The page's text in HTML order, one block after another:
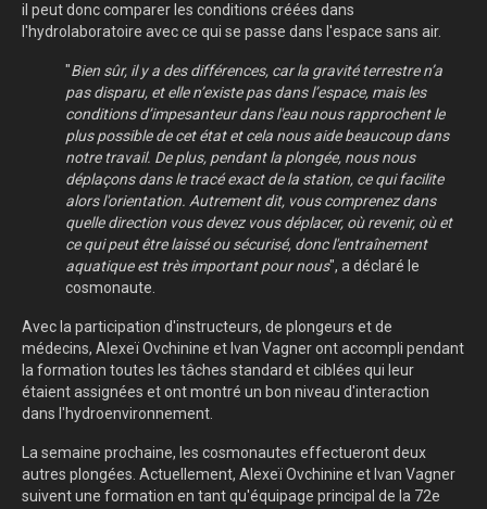
il peut donc comparer les conditions créées dans
l'hydrolaboratoire avec ce qui se passe dans l'espace sans air.
"Bien sûr, il y a des différences, car la gravité terrestre n’a
pas disparu, et elle n’existe pas dans l’espace, mais les
conditions d’impesanteur dans l'eau nous rapprochent le
plus possible de cet état et cela nous aide beaucoup dans
notre travail. De plus, pendant la plongée, nous nous
déplaçons dans le tracé exact de la station, ce qui facilite
alors l'orientation. Autrement dit, vous comprenez dans
quelle direction vous devez vous déplacer, où revenir, où et
ce qui peut être laissé ou sécurisé, donc l'entraînement
aquatique est très important pour nous", a déclaré le
cosmonaute.
Avec la participation d'instructeurs, de plongeurs et de
médecins, Alexeï Ovchinine et Ivan Vagner ont accompli pendant
la formation toutes les tâches standard et ciblées qui leur
étaient assignées et ont montré un bon niveau d'interaction
dans l'hydroenvironnement.
La semaine prochaine, les cosmonautes effectueront deux
autres plongées. Actuellement, Alexeï Ovchinine et Ivan Vagner
suivent une formation en tant qu'équipage principal de la 72e